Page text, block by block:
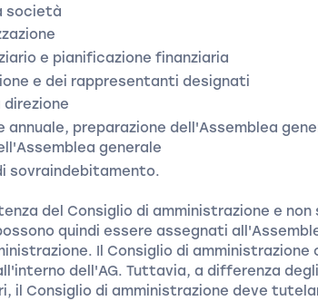
società
e pianificazione finanziaria
e dei rappresentanti designati
direzione
annuale, preparazione dell'Assemblea
generale
sovraindebitamento.
del Consiglio di amministrazione e non
quindi essere assegnati
Il Consiglio di amministrazione
dell'AG. Tuttavia, a differenza
il Consiglio di amministrazione deve